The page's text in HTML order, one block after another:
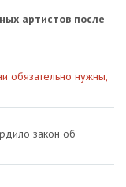
артистов после
обязательно нужны,
закон об